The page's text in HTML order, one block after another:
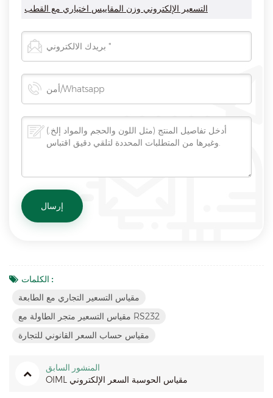
التسعير الإلكتروني وزن المقاييس اختياري مع القطب
الكلمات :
مقياس التسعير التجاري مع الطابعة
مقياس التسعير متجر الطاولة مع RS232
مقياس حساب السعر القانوني للتجارة
المنشور السابق
OIML مقياس الحوسبة السعر الإلكتروني